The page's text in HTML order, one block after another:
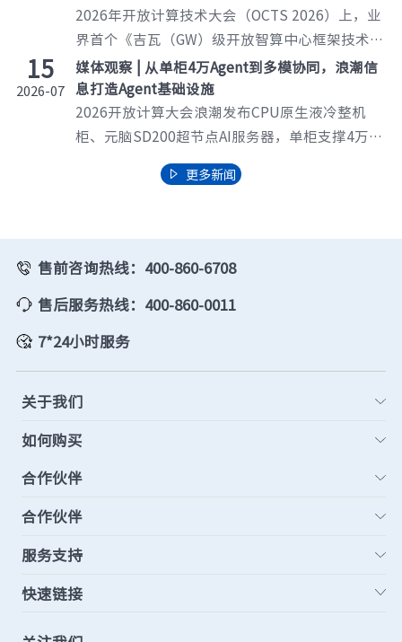
额外挂载DDR4内存，整机容量提升33%、成本降
低25%。同时，依托KOS操作系统智能调度，将
本地与扩展内存融合为统一资源池，通过冷热数
据迁移和NUMA亲和策略，使扩展内存性能媲美
本地内存，有效缓解数据中心“内存荒”压力，
为降本增效提供了切实可行的路径。
2026年开放计算技术大会（OCTS 2026）上，业
界首个《吉瓦（GW）级开放智算中心框架技术报
告》发布。报告围绕GW级开放智算中心
（AIDC），构建了涵盖基础设施、IT设施、网络
互连、系统软件的四层开放参考架构，旨在将能
源、冷却、计算与运维跨层协同，为全球超大规
模智算中心建设提供系统级重构的开放路径。
15
2026-07
媒体观察 | 从单柜4万Agent到多模协同，浪潮信
息打造Agent基础设施
2026开放计算大会浪潮发布CPU原生液冷整机
柜、元脑SD200超节点AI服务器，单柜支撑4万
+Agent协同运行，全域液冷适配兆瓦级机柜；多
模融合推理Token延迟低至4.77ms，构建海量智
 更多新闻
售前咨询热线：400-860-6708
售后服务热线：400-860-0011
7*24小时服务
关于我们
如何购买
合作伙伴
合作伙伴
服务支持
快速链接